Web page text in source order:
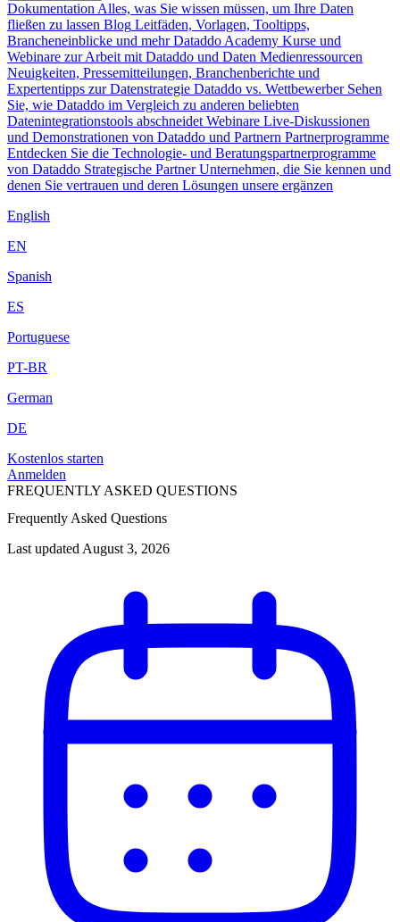
Dokumentation Alles, was Sie wissen müssen, um Ihre Daten
fließen zu lassen Blog Leitfäden, Vorlagen, Tooltipps,
Brancheneinblicke und mehr Dataddo Academy Kurse und
Webinare zur Arbeit mit Dataddo und Daten Medienressourcen
Neuigkeiten, Pressemitteilungen, Branchenberichte und
Expertentipps zur Datenstrategie Dataddo vs. Wettbewerber Sehen
Sie, wie Dataddo im Vergleich zu anderen beliebten
Datenintegrationstools abschneidet Webinare Live-Diskussionen
und Demonstrationen von Dataddo und Partnern Partnerprogramme
Entdecken Sie die Technologie- und Beratungspartnerprogramme
von Dataddo Strategische Partner Unternehmen, die Sie kennen und
denen Sie vertrauen und deren Lösungen unsere ergänzen
English
EN
Spanish
ES
Portuguese
PT-BR
German
DE
Kostenlos starten
Anmelden
FREQUENTLY ASKED QUESTIONS
Frequently Asked Questions
Last updated August 3, 2026